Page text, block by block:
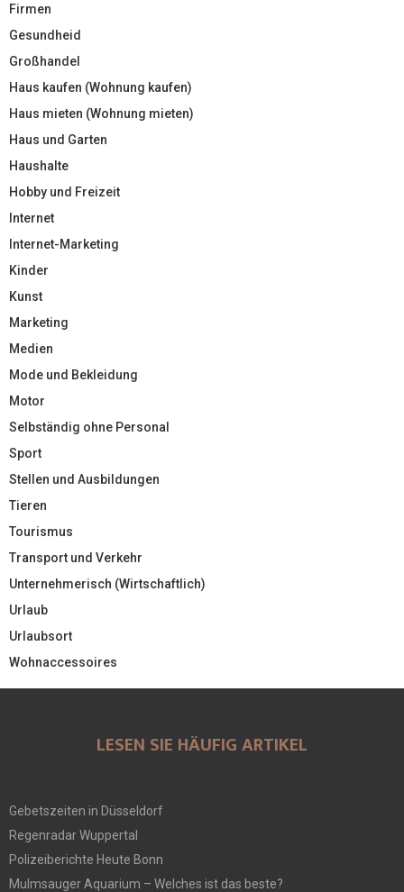
Firmen
Gesundheid
Großhandel
Haus kaufen (Wohnung kaufen)
Haus mieten (Wohnung mieten)
Haus und Garten
Haushalte
Hobby und Freizeit
Internet
Internet-Marketing
Kinder
Kunst
Marketing
Medien
Mode und Bekleidung
Motor
Selbständig ohne Personal
Sport
Stellen und Ausbildungen
Tieren
Tourismus
Transport und Verkehr
Unternehmerisch (Wirtschaftlich)
Urlaub
Urlaubsort
Wohnaccessoires
LESEN SIE HÄUFIG ARTIKEL
Gebetszeiten in Düsseldorf
Regenradar Wuppertal
Polizeiberichte Heute Bonn
Mulmsauger Aquarium – Welches ist das beste?